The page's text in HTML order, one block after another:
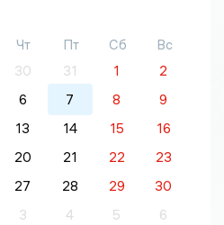
Чт Пт Сб
Вс
30 31 1
2
6 7 8
9
13 14 15
16
20 21 22
23
27 28 29
30
3 4 5 6